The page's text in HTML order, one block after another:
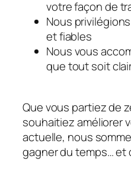
votre façon de
Nous
et fiables
Nous vous
que tout soit
Que vous partiez de
souhaitiez améliorer
actuelle, nous
gagner du temps… et